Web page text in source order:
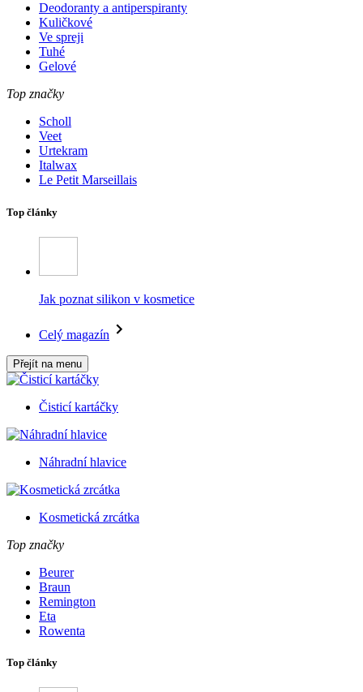
Deodoranty a antiperspiranty
Kuličkové
Ve spreji
Tuhé
Gelové
Top značky
Scholl
Veet
Urtekram
Italwax
Le Petit Marseillais
Top články
Jak poznat silikon v kosmetice
Celý magazín
Přejít na menu
Čisticí kartáčky
Náhradní hlavice
Kosmetická zrcátka
Top značky
Beurer
Braun
Remington
Eta
Rowenta
Top články